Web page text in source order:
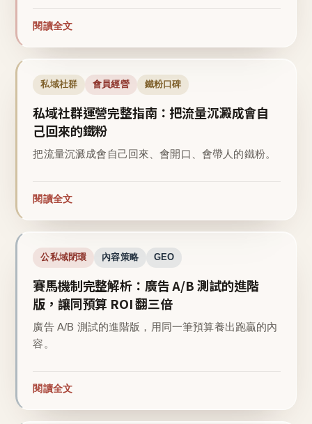
閱讀全文
私域社群 會員經營 鐵粉口碑
私域社群運營完整指南：把流量沉澱成會自
己回來的鐵粉
把流量沉澱成會自己回來、會開口、會帶人的鐵粉。
閱讀全文
公私域閉環 內容策略 GEO
賽馬機制完整解析：廣告 A/B 測試的進階
版，讓同預算 ROI 翻三倍
廣告 A/B 測試的進階版，用同一筆預算養出跑贏的內
容。
閱讀全文